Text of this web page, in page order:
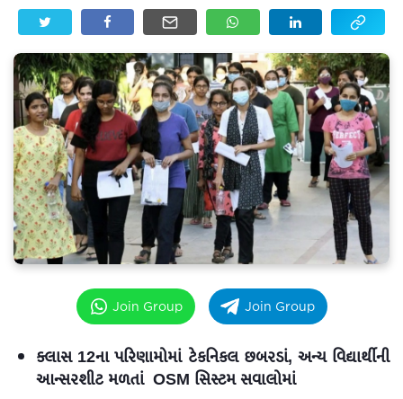
Join Group Join Group
ક્લાસ 12ના પરિણામોમાં ટેકનિકલ છબરડાં, અન્ય વિદ્યાર્થીની
આન્સરશીટ મળતાં OSM સિસ્ટમ સવાલોમાં